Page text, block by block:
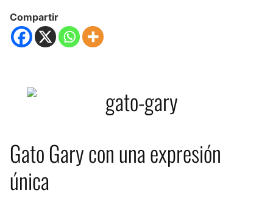
Compartir
Gato Gary con una expresión
única